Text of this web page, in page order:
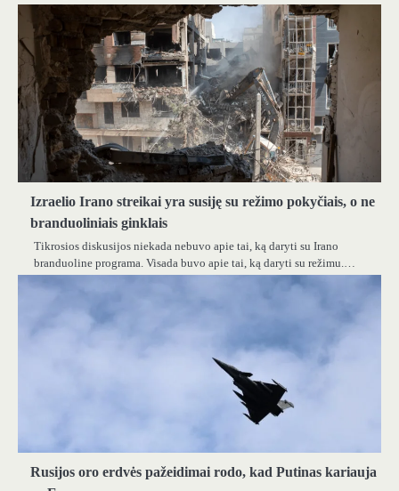
Izraelio Irano streikai yra susiję su režimo pokyčiais, o ne
branduoliniais ginklais
Tikrosios diskusijos niekada nebuvo apie tai, ką daryti su Irano
branduoline programa. Visada buvo apie tai, ką daryti su režimu.…
Rusijos oro erdvės pažeidimai rodo, kad Putinas kariauja